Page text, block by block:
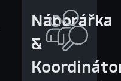
Náborářka
&